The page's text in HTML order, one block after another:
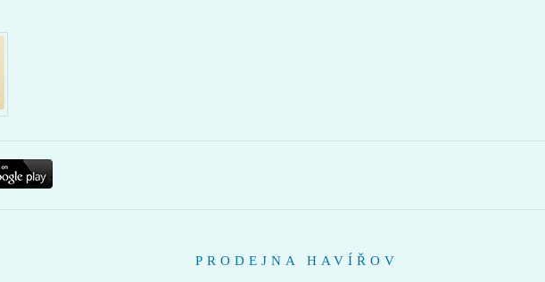
PRODEJNA HAVÍŘOV